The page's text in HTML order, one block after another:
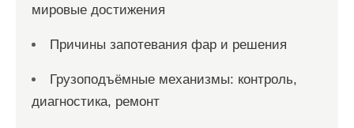
мировые достижения
Причины запотевания фар и решения
Грузоподъёмные механизмы: контроль,
диагностика, ремонт